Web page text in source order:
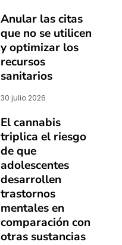
Anular las citas
que no se utilicen
y optimizar los
recursos
sanitarios
30 julio 2026
El cannabis
triplica el riesgo
de que
adolescentes
desarrollen
trastornos
mentales en
comparación con
otras sustancias